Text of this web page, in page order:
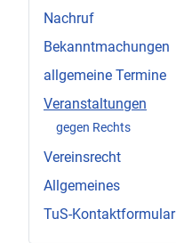
Nachruf
Bekanntmachungen
allgemeine Termine
Veranstaltungen
gegen Rechts
Vereinsrecht
Allgemeines
TuS-Kontaktformular